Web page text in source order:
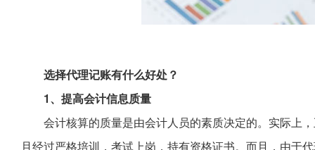
选择代理记账有什么好处？
1、提高会计信息质量
会计核算的质量是由会计人员的素质决定的。实际上
且经过严格培训，考试上岗，持有资格证书。而且，由于